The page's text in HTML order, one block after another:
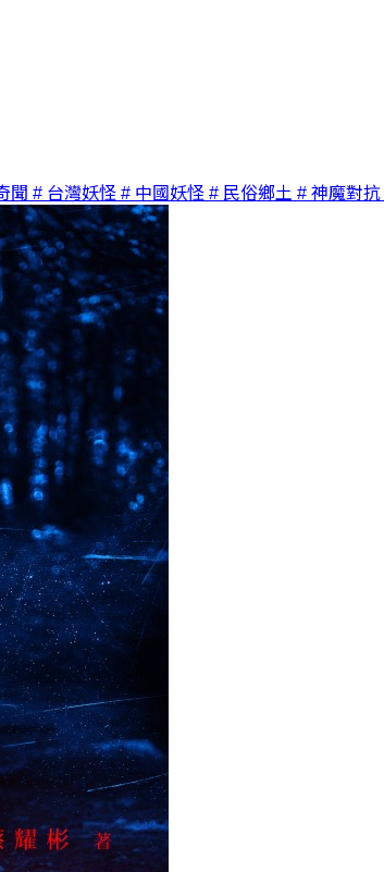
聞 # 台灣妖怪 # 中國妖怪 # 民俗鄉土 # 神魔對抗